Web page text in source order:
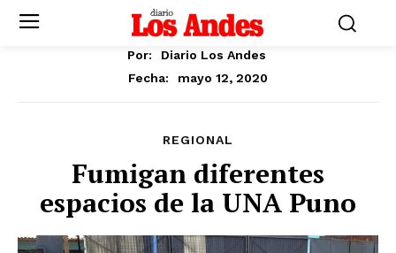
Por:
Diario Los Andes
Fecha:
mayo 12, 2020
REGIONAL
Fumigan diferentes
espacios de la UNA Puno